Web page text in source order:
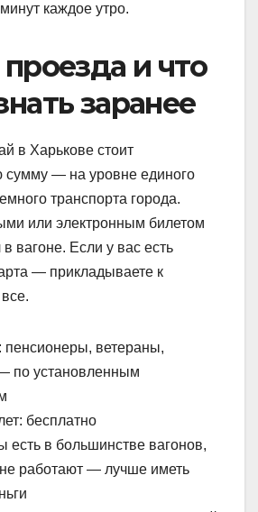
каждое утро.
и что
заранее
в Харькове стоит
сумму — на уровне единого
транспорта города.
или электронным билетом
вагоне. Если у вас есть
— прикладываете к
пенсионеры, ветераны,
по установленным
бесплатно
есть в большинстве вагонов,
не работают — лучше иметь